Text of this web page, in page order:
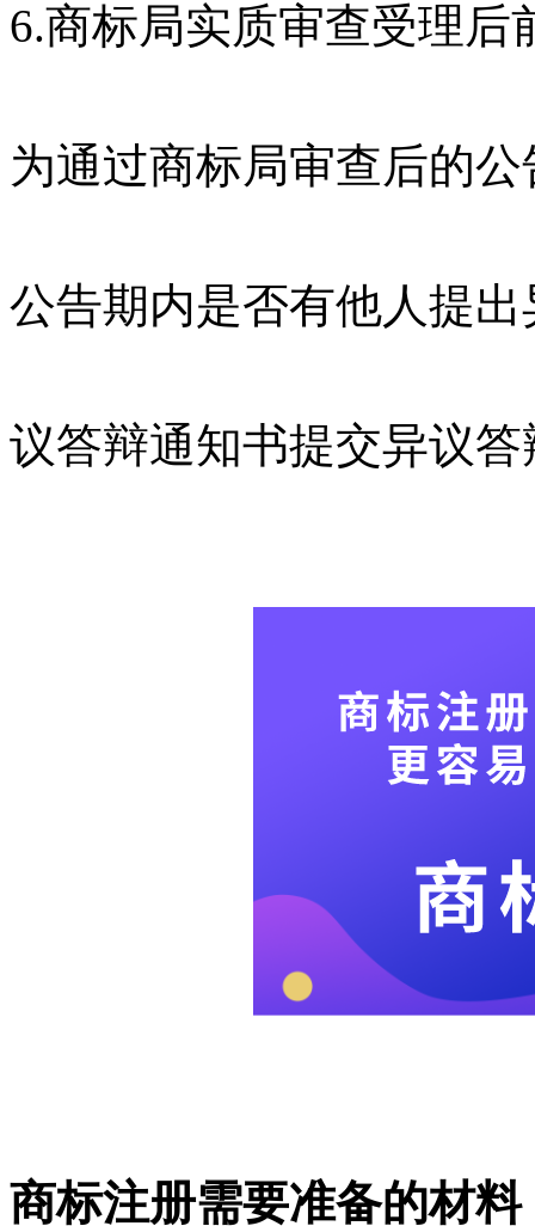
6.商标局实质审查受理后
为通过商标局审查后的
公告期内是否有他人提
议答辩通知书提交异议
商标注册需要准备的材料